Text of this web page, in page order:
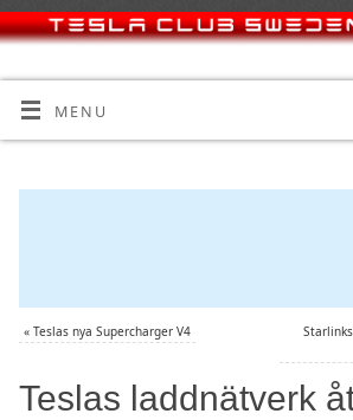
MENU
« Teslas nya Supercharger V4
Teslas laddnätverk